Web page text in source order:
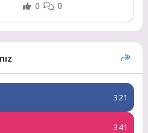
0 0
321
341